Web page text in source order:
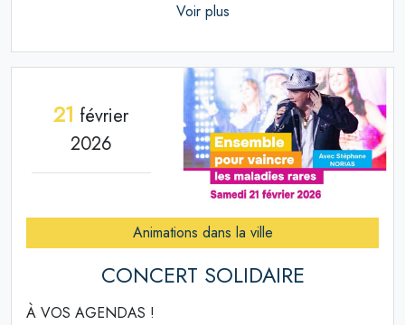
Voir plus
21 février
2026
Animations dans la ville
CONCERT SOLIDAIRE
À VOS AGENDAS !